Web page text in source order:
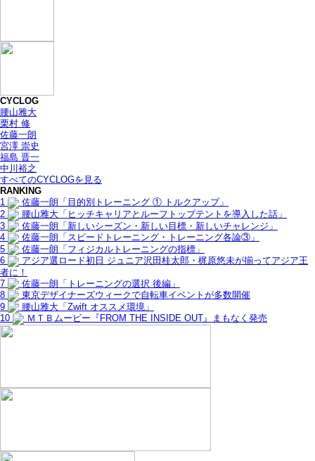
CYCLOG
腰山雅大
栗村 修
佐藤一朗
宮澤 崇史
福島 晋一
中川裕之
すべてのCYCLOGを見る
RANKING
1
佐藤一朗「目的別トレーニング ① トルクアップ」
2
腰山雅大「ヒッチキャリアとルーフトップテントを導入した話」
3
佐藤一朗「新しいシーズン・新しい目標・新しいチャレンジ」
4
佐藤一朗「スピードトレーニング・トレーニング各論③」
5
佐藤一朗「フィジカルトレーニングの指標」
6
アジア選ロード初日 ジュニア沢田桂太郎・梶原悠未が揃ってアジア王
者に！
7
佐藤一朗「トレーニングの選択 後編」
8
東京デザイナーズウィークで自転車イベントが多数開催
9
腰山雅大「Zwift オススメ環境」
10
ＭＴＢムービー『FROM THE INSIDE OUT』まもなく発売